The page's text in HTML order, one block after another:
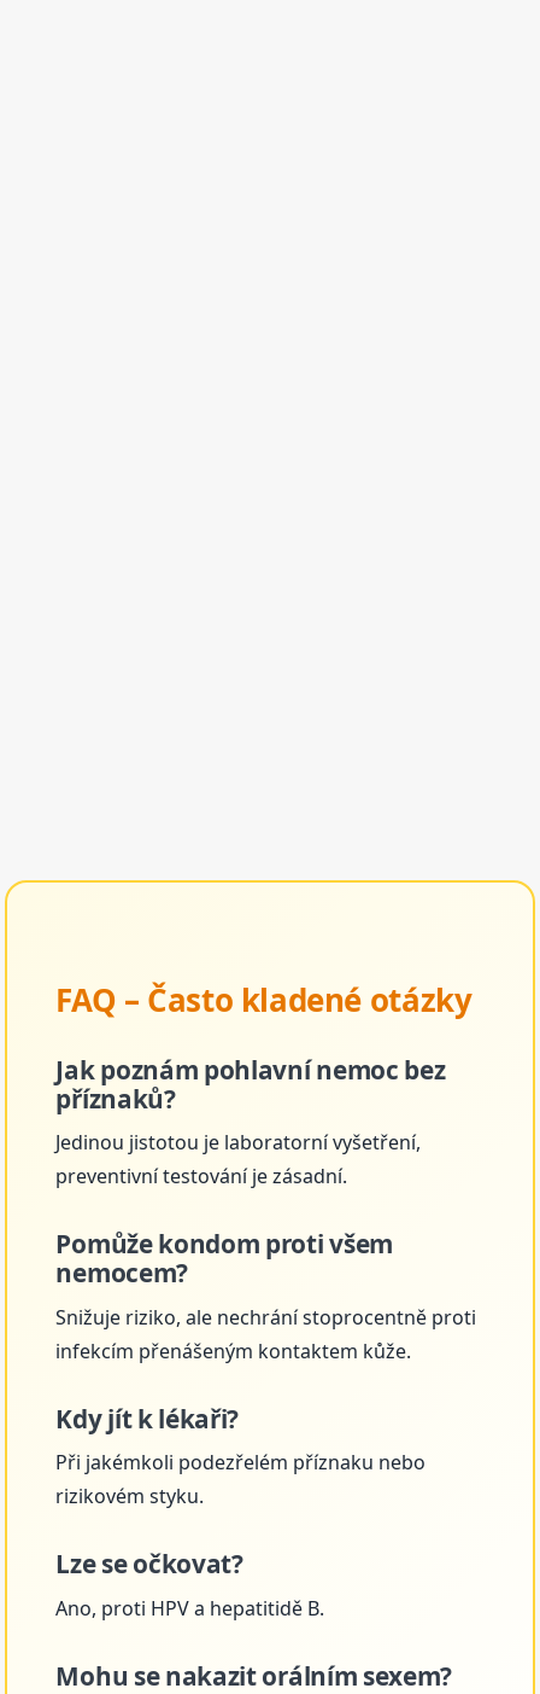
FAQ – Často kladené otázky
Jak poznám pohlavní nemoc bez
příznaků?
Jedinou jistotou je laboratorní vyšetření,
preventivní testování je zásadní.
Pomůže kondom proti všem
nemocem?
Snižuje riziko, ale nechrání stoprocentně proti
infekcím přenášeným kontaktem kůže.
Kdy jít k lékaři?
Při jakémkoli podezřelém příznaku nebo
rizikovém styku.
Lze se očkovat?
Ano, proti HPV a hepatitidě B.
Mohu se nakazit orálním sexem?